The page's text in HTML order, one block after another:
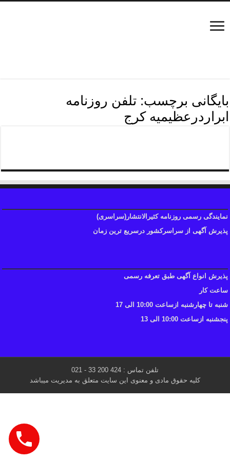
بایگانی برچسب: تلفن روزنامه
ابراردرعظیمیه کرج
نمایندگی رسمی روزنامه کثیرالانتشار(سراسری)
پذیرش آگهی از سراسرکشور درسریع ترین زمان
پذیرش انواع آگهی طبق تعرفه رسمی
ساعت کار
شنبه تا چهارشنبه ازساعت 10:00 الی 17
پنجشنبه ازساعت 10:00 الی 13
تلفن تماس : 424 200 33 - 021
کلیه حقوق مادی و معنوی این سایت متعلق به مدیریت میباشد